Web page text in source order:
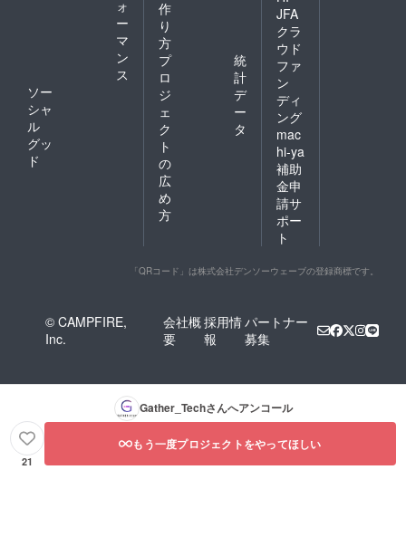
ォ
ー
マ
ン
ス
ソー
シャ
ル
グッ
ド
作
り
方
プ
ロ
ジ
ェ
ク
ト
の
広
め
方
統
計
デ
ー
タ
JFA
クラ
ウド
ファ
ン
ディ
ング
mac
hi-ya
補助
金申
請サ
ポー
ト
「QRコード」は株式会社デンソーウェーブの登録商標です。
© CAMPFIRE,
Inc.
会社概
要
採用情
報
パートナー
募集
Gather_Techさんへアンコール
21
もう一度プロジェクトをやってほしい